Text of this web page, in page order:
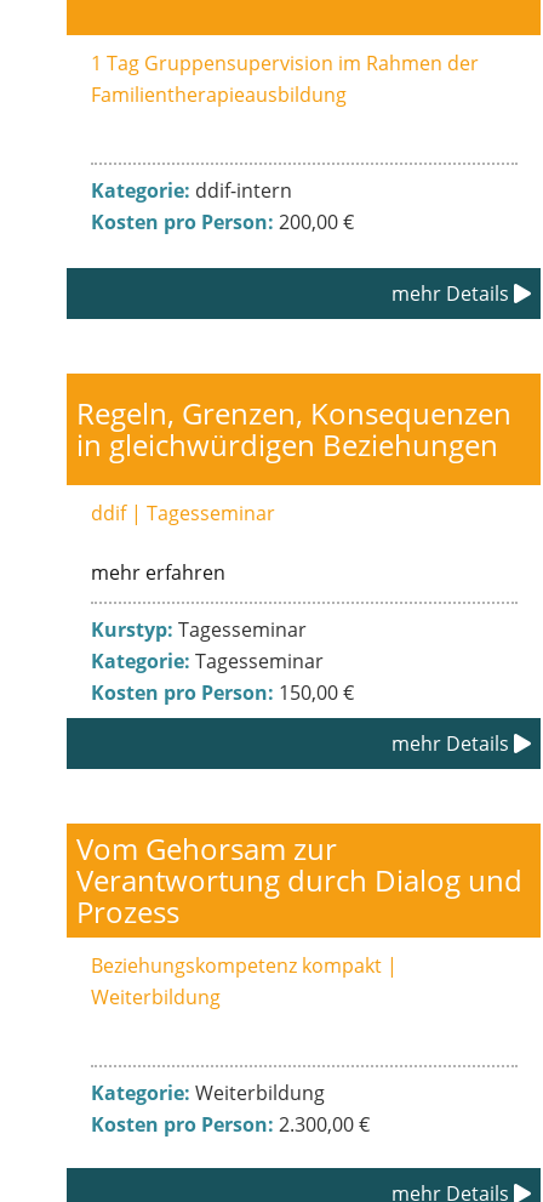
1 Tag Gruppensupervision im Rahmen der
Familientherapieausbildung
Kategorie: ddif-intern
Kosten pro Person: 200,00 €
mehr Details
Regeln, Grenzen, Konsequenzen
in gleichwürdigen Beziehungen
ddif | Tagesseminar
mehr erfahren
Kurstyp: Tagesseminar
Kategorie: Tagesseminar
Kosten pro Person: 150,00 €
mehr Details
Vom Gehorsam zur
Verantwortung durch Dialog und
Prozess
Beziehungskompetenz kompakt |
Weiterbildung
Kategorie: Weiterbildung
Kosten pro Person: 2.300,00 €
mehr Details